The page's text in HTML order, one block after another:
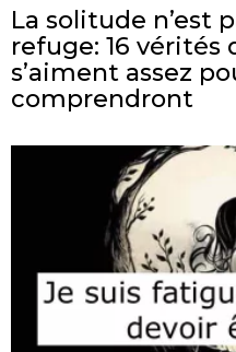
La solitude n’est
refuge: 16 vérités
s’aiment assez
comprendront